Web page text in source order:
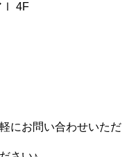
Ⅰ 4F
にお問い合わせいただ